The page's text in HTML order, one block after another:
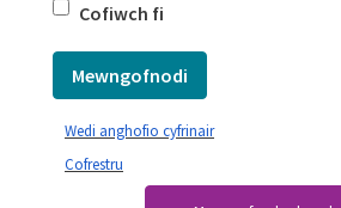
Cofiwch fi
Mewngofnodi
Cofrestru
Wedi anghofio cyfrinair